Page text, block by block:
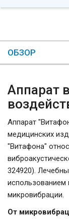
ОБЗОР
Аппарат
Аппарат
медицинских
"Витафона"
324920).
микровибрации.
От